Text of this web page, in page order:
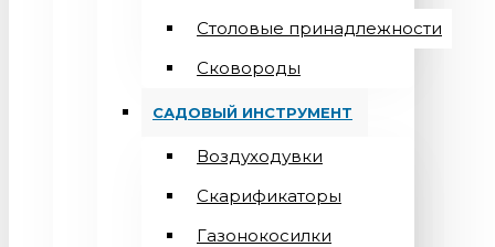
Столовые принадлежности
Сковороды
САДОВЫЙ ИНСТРУМЕНТ
Воздуходувки
Скарификаторы
Газонокосилки